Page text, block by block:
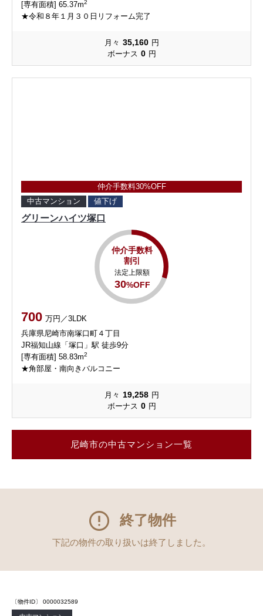
[専有面積] 65.37m2
★令和８年１月３０日リフォーム完了
月々 35,160 円
ボーナス 0 円
仲介手数料30%OFF
中古マンション
値下げ
グリーンハイツ塚口
仲介手数料
割引
法定上限額
30%OFF
700 万円／3LDK
兵庫県尼崎市南塚口町４丁目
JR福知山線「塚口」駅 徒歩9分
[専有面積] 58.83m2
★角部屋・南向きバルコニー
月々 19,258 円
ボーナス 0 円
尼崎市の中古マンション一覧
終了物件
下記の物件の取り扱いは終了しました。
〔物件ID〕 0000032589